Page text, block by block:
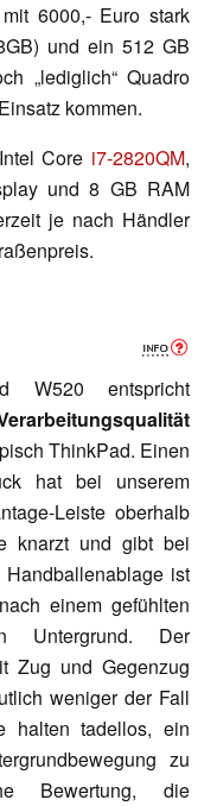
6000,- Euro stark
und ein 512 GB
„lediglich“ Quadro
kommen.
Core i7-2820QM,
und 8 GB RAM
je nach Händler
W520 entspricht
ThinkPad. Einen
hat bei unserem
Leiste oberhalb
knarzt und gibt bei
ist
einem gefühlten
Untergrund. Der
Zug und Gegenzug
weniger der Fall
halten tadellos, ein
zu
Bewertung, die